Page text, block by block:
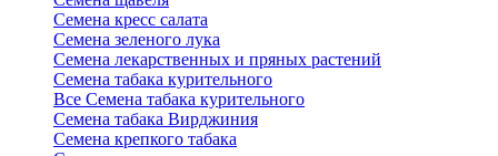
Семена кресс салата
Семена зеленого лука
Семена лекарственных и пряных растений
Семена табака курительного
Все Семена табака курительного
Семена табака Вирджиния
Семена крепкого табака